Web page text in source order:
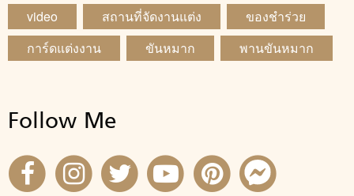
video
สถานที่จัดงานแต่ง
ของชำร่วย
การ์ดแต่งงาน
ขันหมาก พานขันหมาก
Follow Me